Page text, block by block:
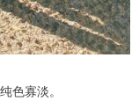
色寡淡。